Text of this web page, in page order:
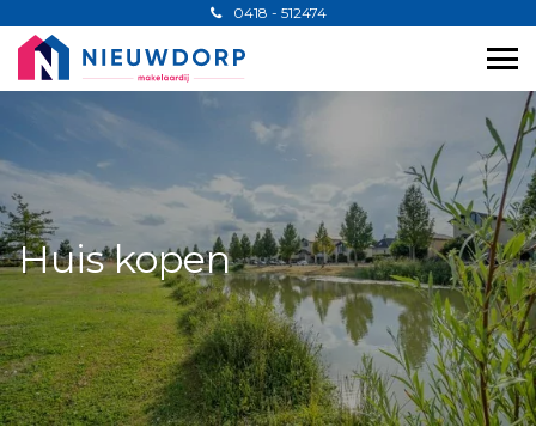
0418 - 512474
Huis kopen